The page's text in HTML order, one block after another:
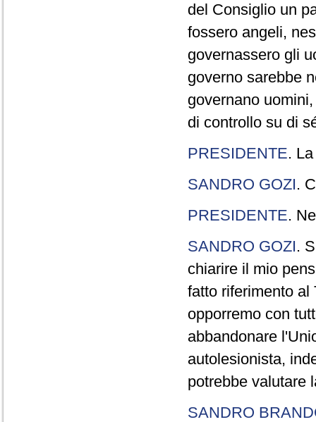
del Consiglio un
fossero angeli,
governassero gli
governo sarebbe
governano
di controllo su di
PRESIDENTE.
SANDRO GOZI.
PRESIDENTE.
SANDRO GOZI.
chiarire il mio
fatto riferimento al
opporremo con
abbandonare
autolesionista,
potrebbe valutare
SANDRO